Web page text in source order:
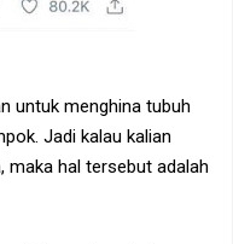
untuk menghina tubuh
Jadi kalau kalian
maka hal tersebut adalah